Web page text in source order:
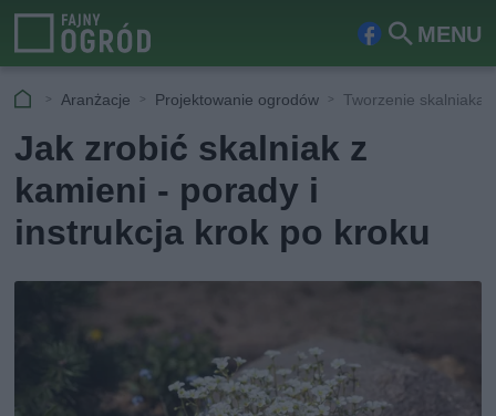
MENU
Fa
ook
Szu
kaj
Aranżacje Projektowanie ogrodów Tworzenie skalniaka
Jak zrobić skalniak z
kamieni - porady i
instrukcja krok po kroku